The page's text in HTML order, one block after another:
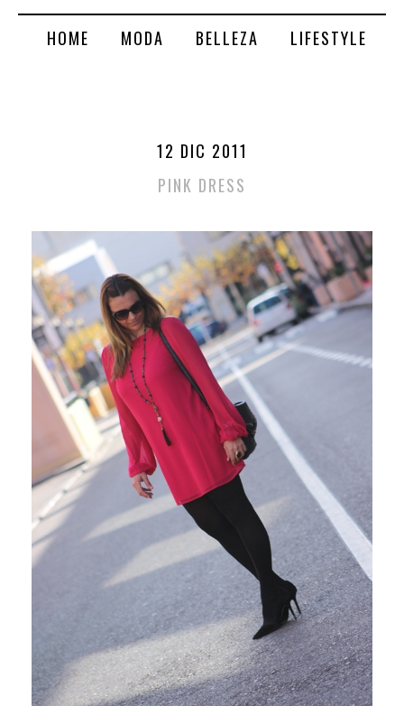
HOME MODA BELLEZA LIFESTYLE
12 DIC 2011
PINK DRESS